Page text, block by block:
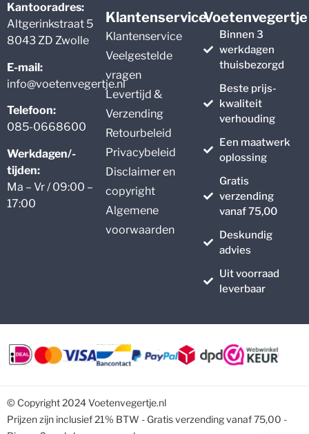
Kantooradres:
Altgerinkstraat 5
8043 ZD Zwolle
E-mail:
info@voetenvegertje.nl
Telefoon:
085-0668600
Werkdagen/-
tijden:
Ma – Vr / 09:00 –
17:00
Klantenservice
Klantenservice
Veelgestelde
vragen
Levertijd &
Verzending
Retourbeleid
Privacybeleid
Disclaimer en
copyright
Algemene
voorwaarden
Voetenvegertje
Binnen 3
werkdagen
thuisbezorgd
Beste prijs-
kwaliteit
verhouding
Een maatwerk
oplossing
Gratis
verzending
vanaf 75,00
Deskundig
advies
Uit voorraad
leverbaar
© Copyright 2024 Voetenvegertje.nl
Prijzen zijn inclusief 21% BTW - Gratis verzending vanaf 75,00 -